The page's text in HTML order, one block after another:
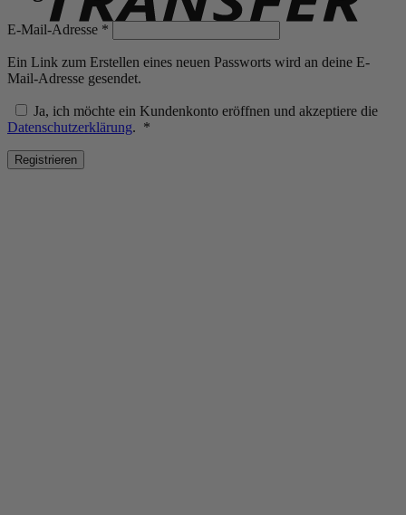
E-Mail-Adresse *
Ein Link zum Erstellen eines neuen Passworts wird an deine E-
Mail-Adresse gesendet.
Ja, ich möchte ein Kundenkonto eröffnen und akzeptiere die
Datenschutzerklärung. *
Registrieren